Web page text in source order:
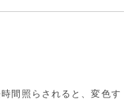
間照らされると、変色す